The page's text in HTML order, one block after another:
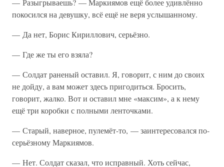
— Разыгрываешь? — Маркиямов ещё более удивлённо
покосился на девушку, всё ещё не веря услышанному.
— Да нет, Борис Кириллович, серьёзно.
— Где же ты его взяла?
— Солдат раненый оставил. Я, говорит, с ним до своих
не дойду, а вам может здесь пригодиться. Бросить,
говорит, жалко. Вот и оставил мне «максим», а к нему
ещё три коробки с полными ленточками.
— Старый, наверное, пулемёт-то, — заинтересовался по-
серьёзному Маркиямов.
— Нет. Солдат сказал, что исправный. Хоть сейчас,